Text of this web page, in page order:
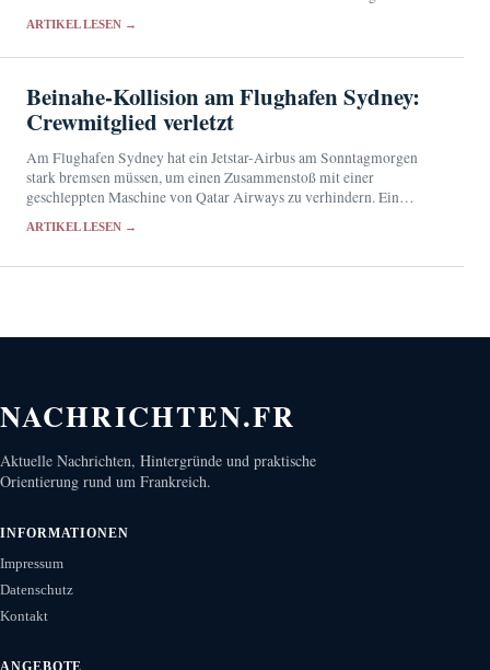
ARTIKEL LESEN →
Beinahe-Kollision am Flughafen Sydney:
Crewmitglied verletzt
Am Flughafen Sydney hat ein Jetstar-Airbus am Sonntagmorgen
stark bremsen müssen, um einen Zusammenstoß mit einer
geschleppten Maschine von Qatar Airways zu verhindern. Ein
Vorfall.
ARTIKEL LESEN →
NACHRICHTEN.FR
Aktuelle Nachrichten, Hintergründe und praktische
Orientierung rund um Frankreich.
INFORMATIONEN
Impressum
Datenschutz
Kontakt
ANGEBOTE